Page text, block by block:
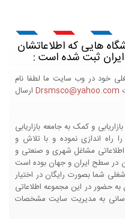
هایی که اطلاعاتشان
ثبت شده است :
خود در وب سایت ما لطفا نام
Drsmsco@yahoo.comارسال
و کمک به جامعه بازاریابی
راه اندازی نموده و با تلاش و
اطلاعاتی مشاغل شهری و صنعتی و
در سطح ایران و جهان بوده است
شما بصورت رایگان در اختیار
به حضور در این مجموعه اطلاعاتی
رسانی به مدیریت سایت مشخصات